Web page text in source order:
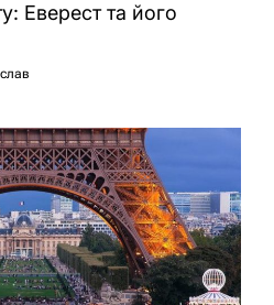
Еверест та його